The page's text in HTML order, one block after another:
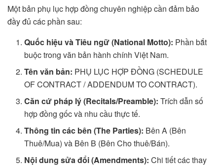
Một bản phụ lục hợp đồng chuyên nghiệp cần đảm bảo
đầy đủ các phần sau:
Quốc hiệu và Tiêu ngữ (National Motto): Phần bắt
buộc trong văn bản hành chính Việt Nam.
Tên văn bản: PHỤ LỤC HỢP ĐỒNG (SCHEDULE
OF CONTRACT / ADDENDUM TO CONTRACT).
Căn cứ pháp lý (Recitals/Preamble): Trích dẫn số
hợp đồng gốc và nhu cầu thực tế.
Thông tin các bên (The Parties): Bên A (Bên
Thuê/Mua) và Bên B (Bên Cho thuê/Bán).
Nội dung sửa đổi (Amendments): Chi tiết các thay